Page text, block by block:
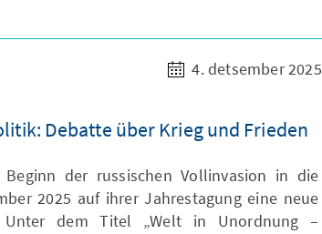
4. detsember 2025
Debatte über Krieg und Frieden
der russischen Vollinvasion in die
2025 auf ihrer Jahrestagung eine neue
Unter dem Titel „Welt in Unordnung –